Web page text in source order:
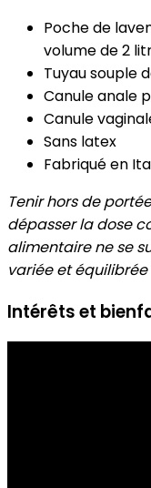
Poche de
volume de 2
Tuyau souple
Canule anale
Canule
Sans latex
Fabriqué en
Tenir hors de
dépasser la dose
alimentaire ne se
variée et
Intérêts et